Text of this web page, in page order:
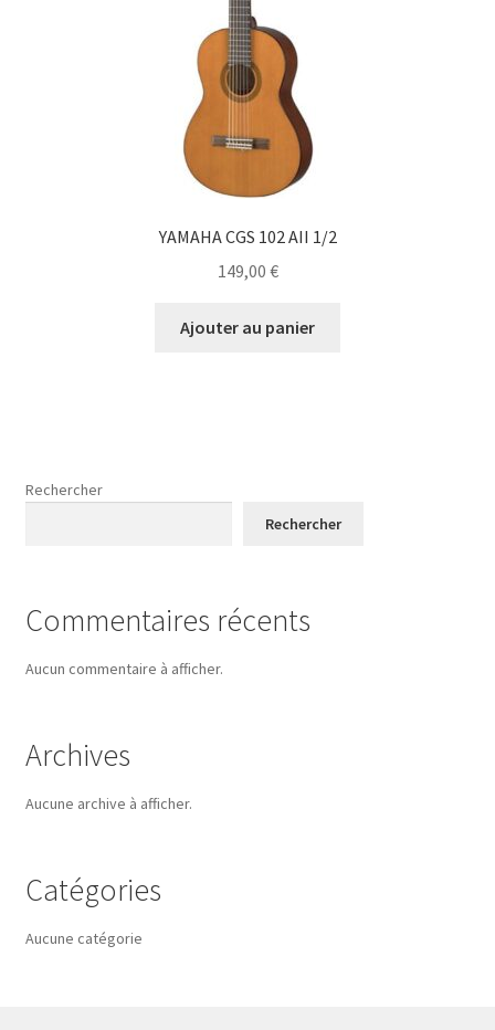
YAMAHA CGS 102 AII 1/2
149,00 €
Ajouter au panier
Rechercher
Rechercher
Commentaires récents
Aucun commentaire à afficher.
Archives
Aucune archive à afficher.
Catégories
Aucune catégorie